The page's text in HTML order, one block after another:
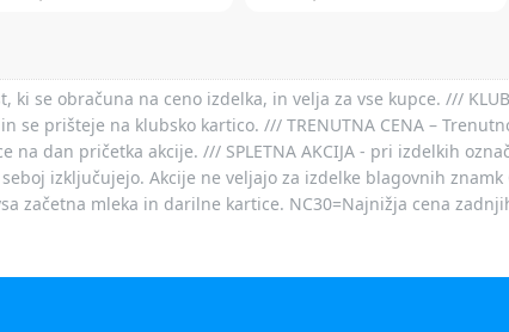
ki se obračuna na ceno izdelka, in velja za vse kupce. ///
prišteje na klubsko kartico. /// TRENUTNA CENA –
dan pričetka akcije. /// SPLETNA AKCIJA - pri izdelkih
izključujejo. Akcije ne veljajo za izdelke blagovnih znamk
začetna mleka in darilne kartice. NC30=Najnižja cena